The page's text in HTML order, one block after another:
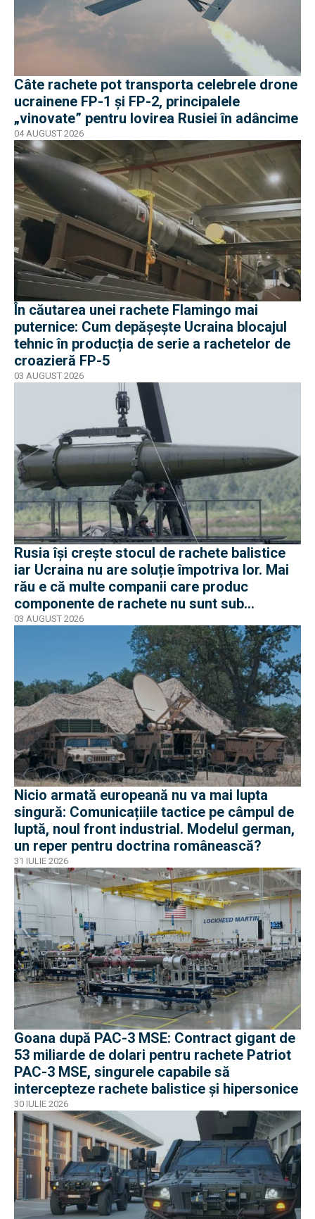
Câte rachete pot transporta celebrele drone
ucrainene FP-1 și FP-2, principalele
„vinovate” pentru lovirea Rusiei în adâncime
04 AUGUST 2026
În căutarea unei rachete Flamingo mai
puternice: Cum depășește Ucraina blocajul
tehnic în producția de serie a rachetelor de
croazieră FP-5
03 AUGUST 2026
Rusia își crește stocul de rachete balistice
iar Ucraina nu are soluție împotriva lor. Mai
rău e că multe companii care produc
componente de rachete nu sunt sub
sancțiuni în Occident
03 AUGUST 2026
Nicio armată europeană nu va mai lupta
singură: Comunicațiile tactice pe câmpul de
luptă, noul front industrial. Modelul german,
un reper pentru doctrina românească?
31 IULIE 2026
Goana după PAC-3 MSE: Contract gigant de
53 miliarde de dolari pentru rachete Patriot
PAC-3 MSE, singurele capabile să
intercepteze rachete balistice și hipersonice
30 IULIE 2026